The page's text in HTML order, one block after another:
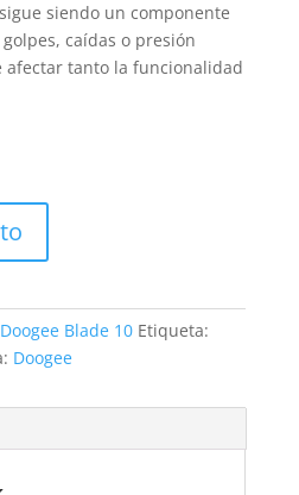
siendo un componente
caídas o presión
afectar tanto la funcionalidad
Doogee Blade 10 Etiqueta:
Doogee